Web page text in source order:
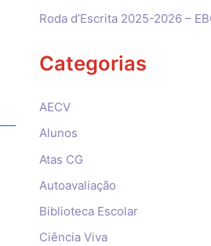
Roda d’Escrita 2025-2026 –
Categorias
AECV
Alunos
Atas CG
Autoavaliação
Biblioteca Escolar
Ciência Viva